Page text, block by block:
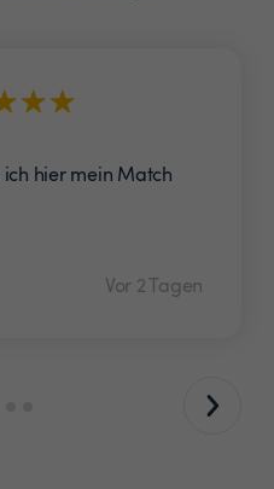
hier mein Match
Vor 2 Tagen